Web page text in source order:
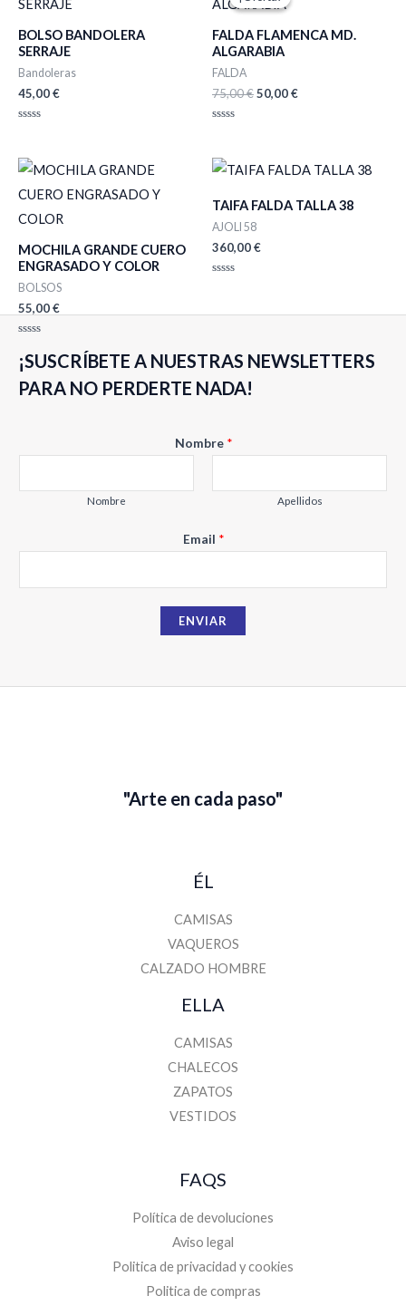
BOLSO BANDOLERA
SERRAJE
Bandoleras
45,00€
de
5
FALDA FLAMENCA MD.
ALGARABIA
FALDA
75,00€
original
75,00 €.
50,00€
50,00 €.
de
5
MOCHILA GRANDE CUERO
ENGRASADO Y COLOR
BOLSOS
55,00€
con
0
5
TAIFA FALDA TALLA 38
AJOLI 58
360,00€
de
¡SUSCRÍBETE A NUESTRAS NEWSLETTERS
PARA NO PERDERTE NADA!
m
N
m
b
r
Nombre *
Nombre Apellidos
Email *
ENVIAR
"Arte en cada paso"
ÉL
CAMISAS
VAQUEROS
CALZADO HOMBRE
ELLA
CAMISAS
CHALECOS
ZAPATOS
VESTIDOS
FAQS
Política de devoluciones
Aviso legal
Politica de privacidad y cookies
Politica de compras